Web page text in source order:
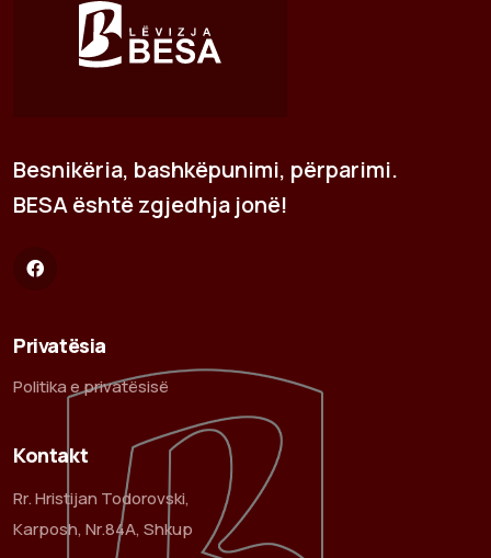
Besnikëria, bashkëpunimi, përparimi.
BESA është zgjedhja jonë!
Privatësia
Politika e privatësisë
Kontakt
Rr. Hristijan Todorovski,
Karposh, Nr.84A, Shkup